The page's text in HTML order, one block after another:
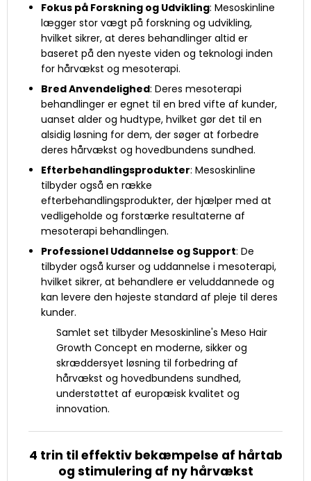
Fokus på Forskning og Udvikling: Mesoskinline
lægger stor vægt på forskning og udvikling,
hvilket sikrer, at deres behandlinger altid er
baseret på den nyeste viden og teknologi inden
for hårvækst og mesoterapi.
Bred Anvendelighed: Deres mesoterapi
behandlinger er egnet til en bred vifte af kunder,
uanset alder og hudtype, hvilket gør det til en
alsidig løsning for dem, der søger at forbedre
deres hårvækst og hovedbundens sundhed.
Efterbehandlingsprodukter: Mesoskinline
tilbyder også en række
efterbehandlingsprodukter, der hjælper med at
vedligeholde og forstærke resultaterne af
mesoterapi behandlingen.
Professionel Uddannelse og Support: De
tilbyder også kurser og uddannelse i mesoterapi,
hvilket sikrer, at behandlere er veluddannede og
kan levere den højeste standard af pleje til deres
kunder.
Samlet set tilbyder Mesoskinline's Meso Hair
Growth Concept en moderne, sikker og
skræddersyet løsning til forbedring af
hårvækst og hovedbundens sundhed,
understøttet af europæisk kvalitet og
innovation.
4 trin til effektiv bekæmpelse af hårtab
og stimulering af ny hårvækst